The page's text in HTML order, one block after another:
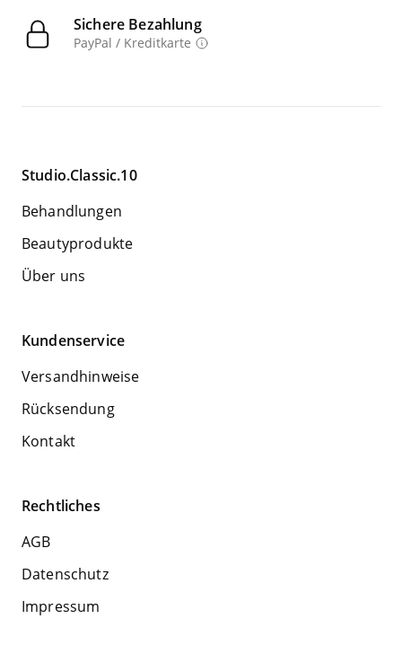
Sichere Bezahlung
PayPal / Kreditkarte
Studio.Classic.10
Behandlungen
Beautyprodukte
Über uns
Kundenservice
Versandhinweise
Rücksendung
Kontakt
Rechtliches
AGB
Datenschutz
Impressum